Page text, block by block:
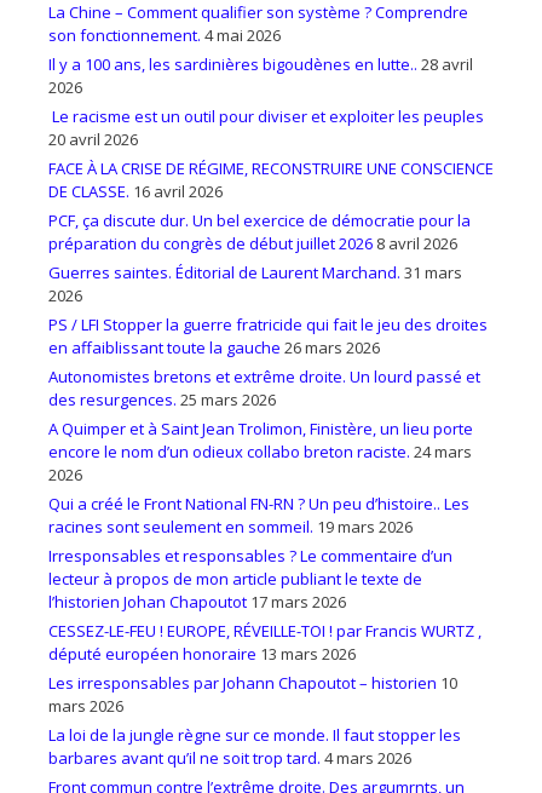
La Chine – Comment qualifier son système ? Comprendre
son fonctionnement. 4 mai 2026
Il y a 100 ans, les sardinières bigoudènes en lutte.. 28 avril
2026
Le racisme est un outil pour diviser et exploiter les peuples
20 avril 2026
FACE À LA CRISE DE RÉGIME, RECONSTRUIRE UNE CONSCIENCE
DE CLASSE. 16 avril 2026
PCF, ça discute dur. Un bel exercice de démocratie pour la
préparation du congrès de début juillet 2026 8 avril 2026
Guerres saintes. Éditorial de Laurent Marchand. 31 mars
2026
PS / LFI Stopper la guerre fratricide qui fait le jeu des droites
en affaiblissant toute la gauche 26 mars 2026
Autonomistes bretons et extrême droite. Un lourd passé et
des resurgences. 25 mars 2026
A Quimper et à Saint Jean Trolimon, Finistère, un lieu porte
encore le nom d’un odieux collabo breton raciste. 24 mars
2026
Qui a créé le Front National FN-RN ? Un peu d’histoire.. Les
racines sont seulement en sommeil. 19 mars 2026
Irresponsables et responsables ? Le commentaire d’un
lecteur à propos de mon article publiant le texte de
l’historien Johan Chapoutot 17 mars 2026
CESSEZ-LE-FEU ! EUROPE, RÉVEILLE-TOI ! par Francis WURTZ ,
député européen honoraire 13 mars 2026
Les irresponsables par Johann Chapoutot – historien 10
mars 2026
La loi de la jungle règne sur ce monde. Il faut stopper les
barbares avant qu’il ne soit trop tard. 4 mars 2026
Front commun contre l’extrême droite. Des argumrnts, un